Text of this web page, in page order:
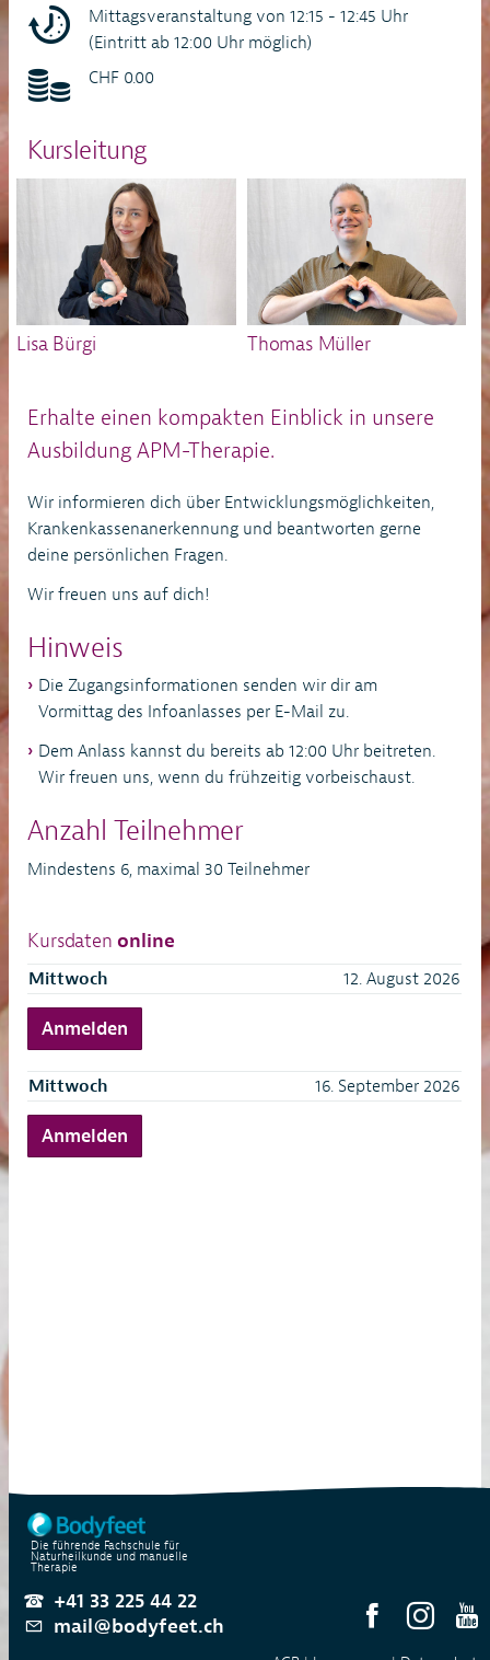
Mittagsveranstaltung von 12:15 - 12:45 Uhr
(Eintritt ab 12:00 Uhr möglich)
CHF 0.00
Kursleitung
Lisa Bürgi Thomas Müller
Erhalte einen kompakten Einblick in unsere
Ausbildung APM-Therapie.
Wir informieren dich über Entwicklungsmöglichkeiten,
Krankenkassenanerkennung und beantworten gerne
deine persönlichen Fragen.
Wir freuen uns auf dich!
Hinweis
Die Zugangsinformationen senden wir dir am
Vormittag des Infoanlasses per E-Mail zu.
Dem Anlass kannst du bereits ab 12:00 Uhr beitreten.
Wir freuen uns, wenn du frühzeitig vorbeischaust.
Anzahl Teilnehmer
Mindestens 6, maximal 30 Teilnehmer
Kursdatenonline
Mittwoch 12. August 2026
Anmelden
Mittwoch 16. September 2026
Anmelden
Die führende Fachschule für
Naturheilkunde und manuelle
Therapie
+41 33 225 44 22
mail@bodyfeet.ch